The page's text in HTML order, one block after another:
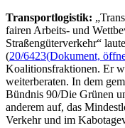
Transportlogistik:
fairen Arbeits- und
Straßengüterverkehr“
(20/6423(Dokument,
Koalitionsfraktionen. Er
weiterberaten. In dem
Bündnis 90/Die Grünen
anderem auf, das
Verkehr und im